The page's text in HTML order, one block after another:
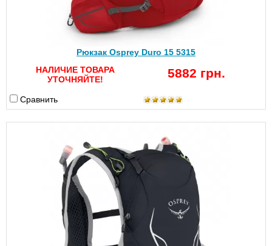
Рюкзак Osprey Duro 15 5315
НАЛИЧИЕ ТОВАРА
УТОЧНЯЙТЕ!
5882 грн.
Сравнить